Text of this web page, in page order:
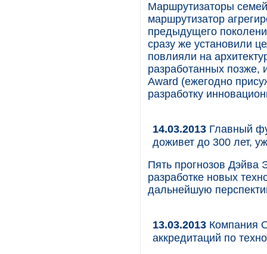
Маршрутизаторы
маршрутизатор
предыдущего
сразу же установили
повлияли на
разработанных позже,
Award (ежегодно
разработку
14.03.2013 Главный
доживет до 300 лет,
Пять прогнозов Дэйва
разработке новых
дальнейшую
13.03.2013 Компания
аккредитаций по